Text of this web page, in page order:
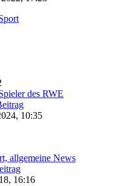
des RWE
10:35
allgemeine News
16:16